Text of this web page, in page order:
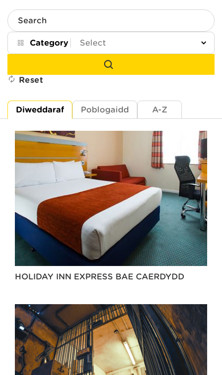
Search
Category
Reset
Diweddaraf Poblogaidd A-Z
HOLIDAY INN EXPRESS BAE CAERDYDD